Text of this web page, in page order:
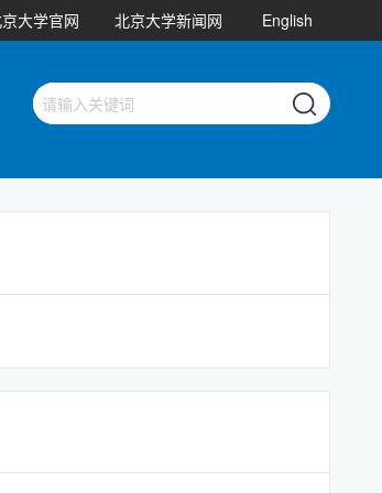
大学官网 北京大学新闻网 English